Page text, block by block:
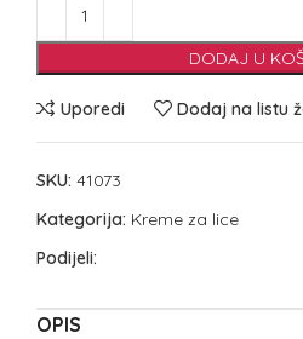
DODAJ U
Uporedi Dodaj na listu
SKU: 41073
Kategorija: Kreme za lice
Podijeli:
OPIS